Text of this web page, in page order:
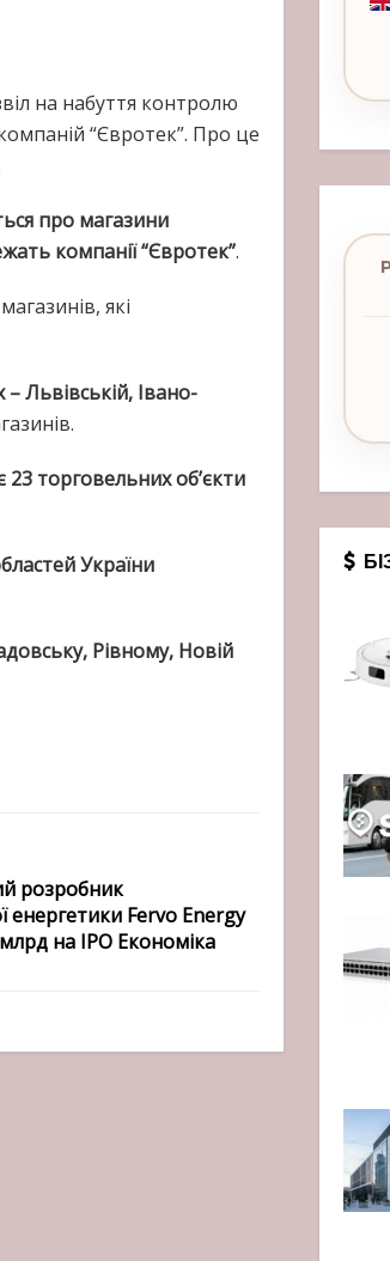
на набуття контролю
“Євротек”. Про це
про магазини
компанії “Євротек”.
які
Львівській, Івано-
23 торговельних об’єкти
України
Рівному, Новій
розробник
енергетики Fervo Energy
на IPO Економіка